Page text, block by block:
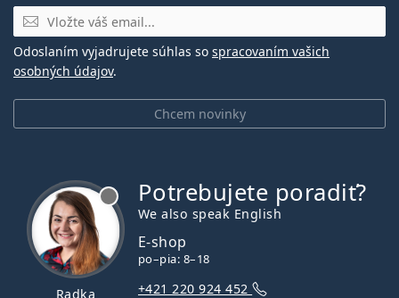
E-mail
Chcem novinky
Odoslaním vyjadrujete súhlas so spracovaním vašich
osobných údajov.
Radka
Potrebujete poradiť?
We also speak English
E-shop
po–pia: 8–18
+421 220 924 452